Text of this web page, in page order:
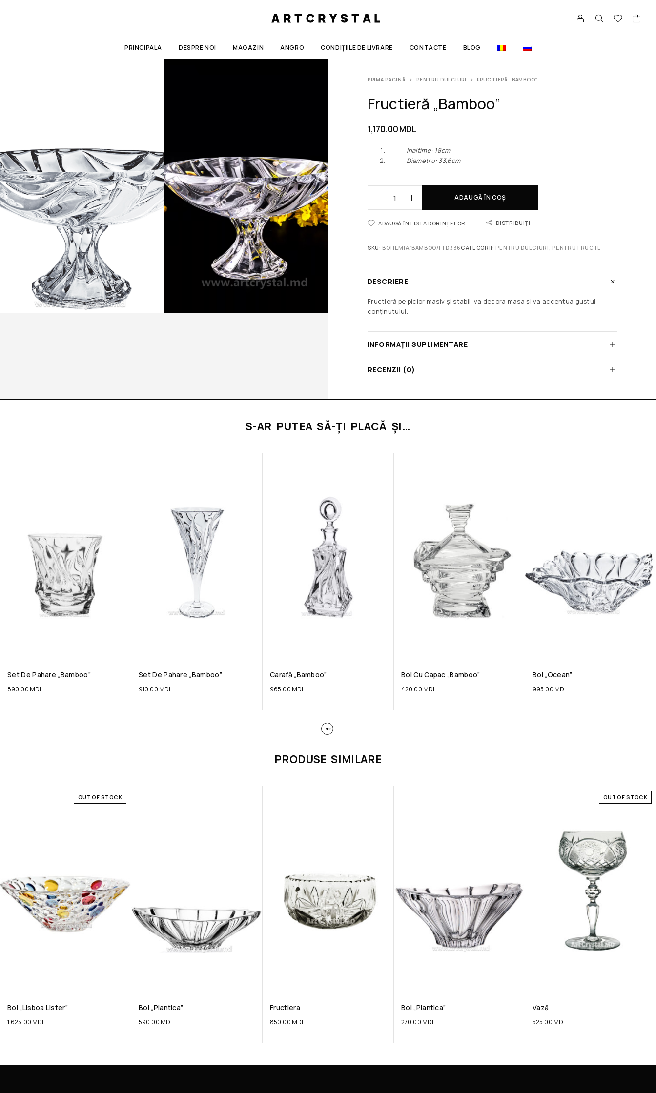
ARTCRYSTAL
PRINCIPALA DESPRE NOI MAGAZIN ANGRO CONDIȚIILE DE LIVRARE CONTACTE BLOG
PRIMA PAGINĂ PENTRU DULCIURI FRUCTIERĂ „BAMBOO”
Fructieră „Bamboo”
1,170.00MDL
Inaltime: 18сm
Diametru: 33,6сm
ADAUGĂ ÎN COȘ
ADAUGĂ ÎN LISTA DORINȚELOR DISTRIBUIȚI
SKU: BOHEMIA/BAMBOO/FTD336 CATEGORII: PENTRU DULCIURI , PENTRU FRUCTE
DESCRIERE
Fructieră pe picior masiv și stabil, va decora masa și va accentua gustul
conținutului.
INFORMAȚII SUPLIMENTARE
RECENZII (0)
S-AR PUTEA SĂ-ȚI PLACĂ ȘI…
Set De Pahare „Bamboo”
890.00 MDL
Set De Pahare „Bamboo”
910.00 MDL
Carafă „Bamboo”
965.00 MDL
Bol Cu Capac „Bamboo”
420.00 MDL
Bol „Ocean”
995.00 MDL
PRODUSE SIMILARE
OUT OF STOCK
Bol „Lisboa Lister”
1,625.00 MDL
Bol „Plantica”
590.00 MDL
Fructiera
850.00 MDL
Bol „Plantica”
270.00 MDL
OUT OF STOCK
Vază
525.00 MDL